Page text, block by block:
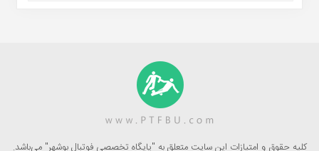
کلیه حقوق و امتیازات این سایت متعلق به "پایگاه تخصصی فوتبال بوشهر" می‌باشد.